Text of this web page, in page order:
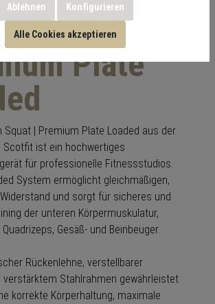
Squat |
Plate
Squat | Premium Plate Loaded aus der
Scotfit ist ein hochwertiges
für professionelle Fitnessstudios.
System ermöglicht gleichmäßigen,
und sorgt für sicheres und
der unteren Körpermuskulatur,
Gesäß- und Beinbeuger.
Rückenlehne, verstellbarer
verstärktem Stahlrahmen gewährleistet
korrekte Körperhaltung, maximale
Ablehnen Konfigurieren
Alle Cookies akzeptieren